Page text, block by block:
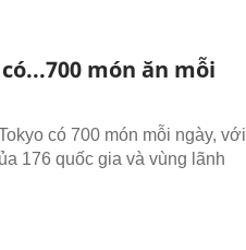
món ăn mỗi
có 700 món mỗi ngày, với
176 quốc gia và vùng lãnh